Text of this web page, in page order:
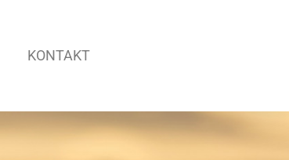
KONTAKT